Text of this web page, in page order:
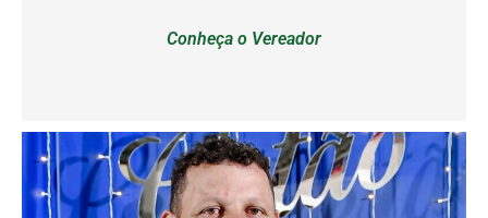
Conheça o Vereador